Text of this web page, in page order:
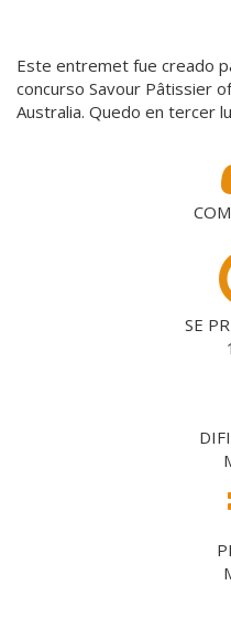
Este entremet fue creado
concurso Savour Pâtissier
Australia. Quedo en tercer
SE
1